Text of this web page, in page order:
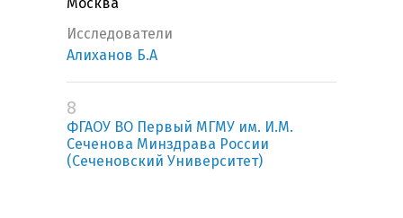
Москва
Исследователи
Алиханов Б.А
8
ФГАОУ ВО Первый МГМУ им. И.М.
Сеченова Минздрава России
(Сеченовский Университет)